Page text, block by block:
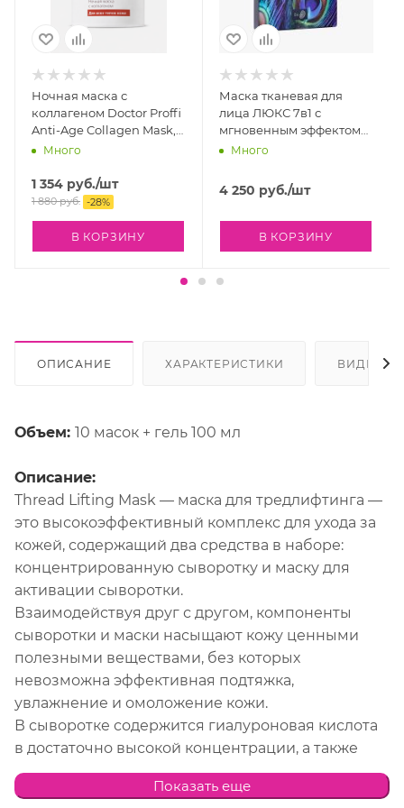
Ночная маска с
коллагеном Doctor Proffi
Anti-Age Collagen Mask,
100 мл
Много
1 354 руб./шт
1 880руб. -28%
В КОРЗИНУ
Маска тканевая для
лица ЛЮКС 7в1 с
мгновенным эффектом
НЕОКОЛЛ®, 5 шт
Много
4 250 руб./шт
В КОРЗИНУ
ОПИСАНИЕ ХАРАКТЕРИСТИКИ ВИДЕО
Объем: 10 масок + гель 100 мл
Описание:
Thread Lifting Mask — маска для тредлифтинга —
это высокоэффективный комплекс для ухода за
кожей, содержащий два средства в наборе:
концентрированную сыворотку и маску для
активации сыворотки.
Взаимодействуя друг с другом, компоненты
сыворотки и маски насыщают кожу ценными
полезными веществами, без которых
невозможна эффективная подтяжка,
увлажнение и омоложение кожи.
В сыворотке содержится гиалуроновая кислота
в достаточно высокой концентрации, а также
целый ряд экстрактов растений, растущих
преимущественно на Дальнем Востоке.
Показать еще